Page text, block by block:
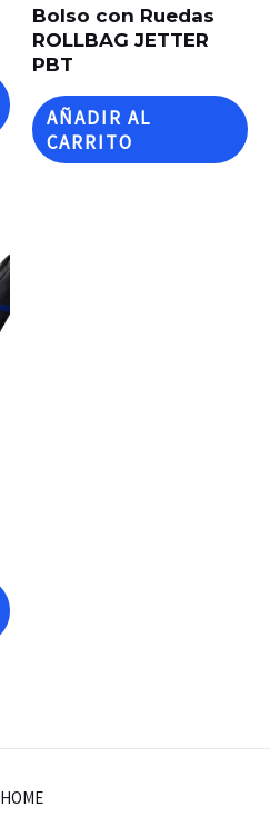
Bolso con Ruedas
ROLLBAG JETTER
PBT
AÑADIR AL
CARRITO
HOME